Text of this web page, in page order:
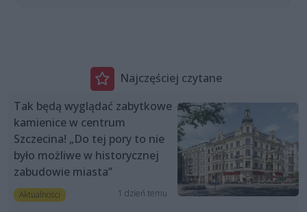
Najczęściej czytane
Tak będą wyglądać zabytkowe
kamienice w centrum
Szczecina! „Do tej pory to nie
było możliwe w historycznej
zabudowie miasta”
Aktualności 1 dzień temu